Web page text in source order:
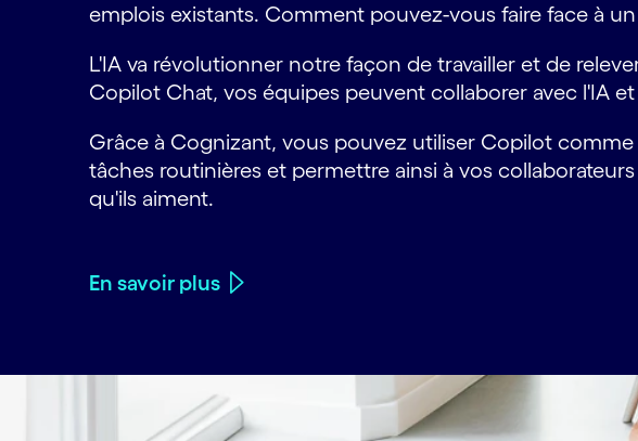
emplois existants. Comment pouvez-vous faire face à
L'IA va révolutionner notre façon de travailler et de
Copilot Chat, vos équipes peuvent collaborer avec l'IA
Grâce à Cognizant, vous pouvez utiliser Copilot
tâches routinières et permettre ainsi à vos
qu'ils aiment.
En savoir plus